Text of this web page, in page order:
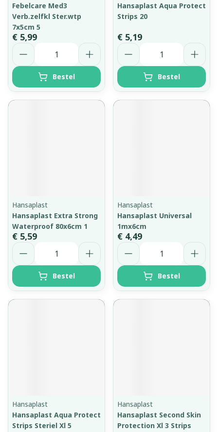
Febelcare Med3
Verb.zelfkl Ster.wtp
7x5cm 5
€ 5,99
Aantal
Bestel
Hansaplast Aqua Protect
Strips 20
€ 5,19
Aantal
Bestel
Hansaplast
Hansaplast Extra Strong
Waterproof 80x6cm 1
€ 5,59
Aantal
Bestel
Hansaplast
Hansaplast Universal
1mx6cm
€ 4,49
Aantal
Bestel
Hansaplast
Hansaplast Aqua Protect
Strips Steriel Xl 5
Hansaplast
Hansaplast Second Skin
Protection Xl 3 Strips